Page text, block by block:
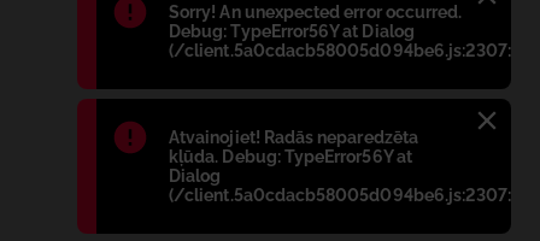
Błąd:
Sorry! An unexpected error occurred.
Debug: TypeError56Y at Dialog
(/
Błąd:
Atvainojiet! Radās neparedzēta
kļūda. Debug: TypeError56Y at
Dialog
(/